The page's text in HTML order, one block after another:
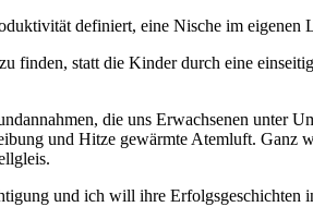
definiert, eine Nische im eigenen
finden, statt die Kinder durch eine
die uns Erwachsenen unter
und Hitze gewärmte Atemluft. Ganz
und ich will ihre Erfolgsgeschichten